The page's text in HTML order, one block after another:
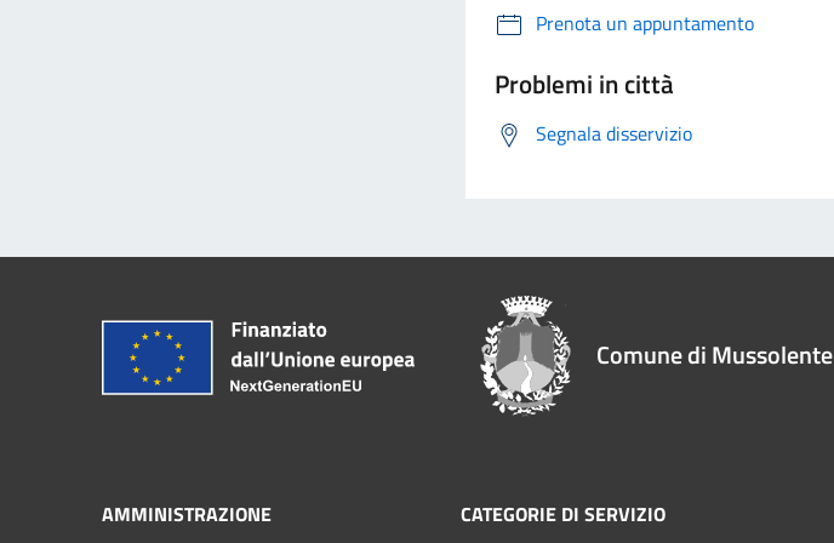
Prenota un appuntamento
Problemi in città
Segnala disservizio
Comune di Mussolente
AMMINISTRAZIONE CATEGORIE DI SERVIZIO